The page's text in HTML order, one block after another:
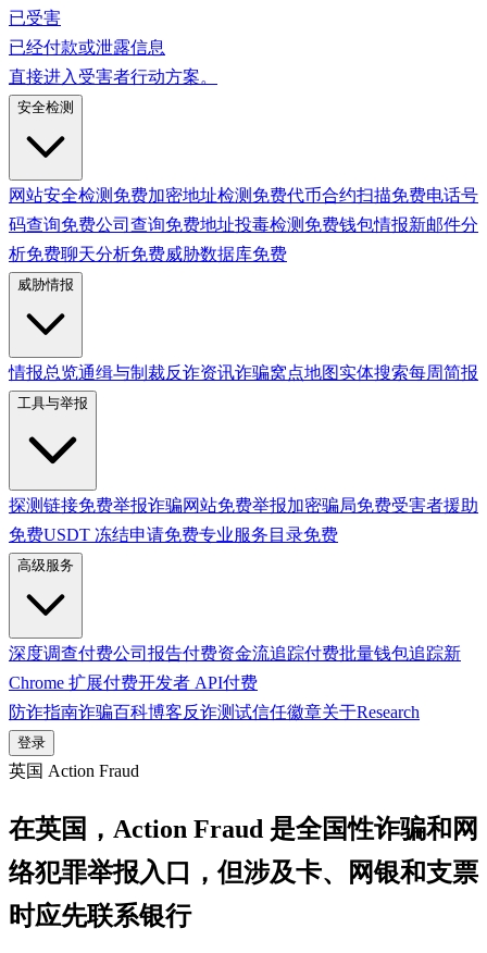
已受害
已经付款或泄露信息
直接进入受害者行动方案。
安全检测
网站安全检测 免费加密地址检测 免费代币合约扫描免费电话号
码查询免费公司查询免费地址投毒检测 免费钱包情报新邮件分
析免费聊天分析免费威胁数据库免费
威胁情报
情报总览通缉与制裁反诈资讯诈骗窝点地图实体搜索每周简报
工具与举报
探测链接免费举报诈骗网站免费举报加密骗局免费受害者援助
免费USDT 冻结申请免费专业服务目录免费
高级服务
深度调查付费公司报告付费资金流追踪付费批量钱包追踪新
Chrome 扩展付费开发者 API付费
防诈指南诈骗百科博客反诈测试信任徽章关于Research
登录
英国 Action Fraud
在英国，Action Fraud 是全国性诈骗和网
络犯罪举报入口，但涉及卡、网银和支票
时应先联系银行